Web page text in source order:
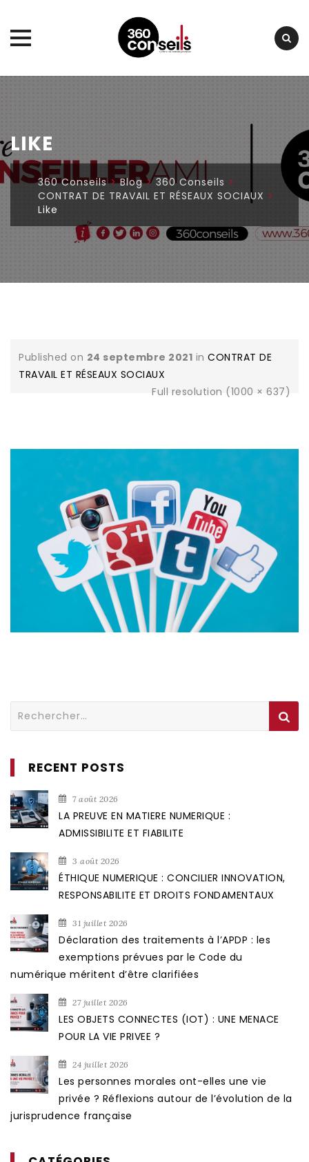
LIKE
360 Conseils>Blog>360 Conseils >
CONTRAT DE TRAVAIL ET RÉSEAUX SOCIAUX >
Like
Published on 24 septembre 2021 in CONTRAT DE
TRAVAIL ET RÉSEAUX SOCIAUX
Full resolution (1000 × 637)
Rechercher :
RECENT POSTS
7 août 2026
LA PREUVE EN MATIERE NUMERIQUE :
ADMISSIBILITE ET FIABILITE
3 août 2026
ÉTHIQUE NUMERIQUE : CONCILIER INNOVATION,
RESPONSABILITE ET DROITS FONDAMENTAUX
31 juillet 2026
Déclaration des traitements à l’APDP : les
exemptions prévues par le Code du
numérique méritent d’être clarifiées
27 juillet 2026
LES OBJETS CONNECTES (IOT) : UNE MENACE
POUR LA VIE PRIVEE ?
24 juillet 2026
Les personnes morales ont-elles une vie
privée ? Réflexions autour de l’évolution de la
jurisprudence française